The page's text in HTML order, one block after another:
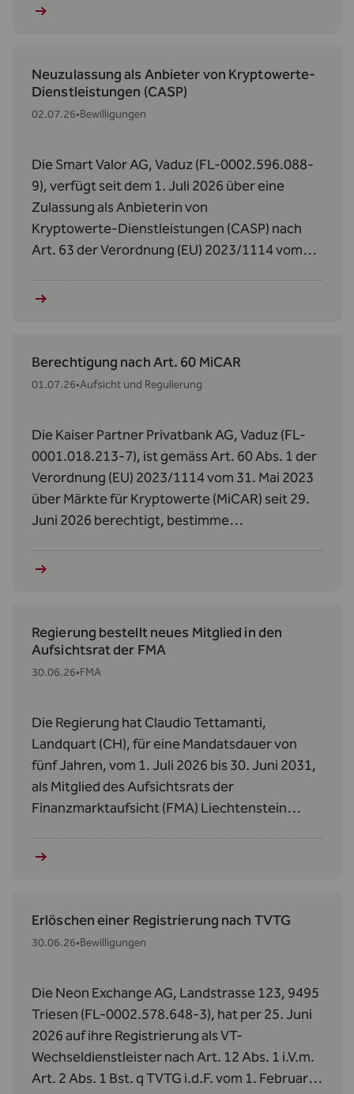
Neuzulassung als Anbieter von Kryptowerte-
Dienstleistungen (CASP)
02.07.26•Bewilligungen
Die Smart Valor AG, Vaduz (FL-0002.596.088-
9), verfügt seit dem 1. Juli 2026 über eine
Zulassung als Anbieterin von
Kryptowerte‑Dienstleistungen (CASP) nach
Art. 63 der Verordnung (EU) 2023/1114 vom
(MiCAR).
Berechtigung nach Art. 60 MiCAR
01.07.26•Aufsicht und Regulierung
Die Kaiser Partner Privatbank AG, Vaduz (FL-
0001.018.213-7), ist gemäss Art. 60 Abs. 1 der
Verordnung (EU) 2023/1114 vom 31. Mai 2023
über Märkte für Kryptowerte (MiCAR) seit 29.
Juni 2026 berechtigt, bestimme
Regierung bestellt neues Mitglied in den
Aufsichtsrat der FMA
30.06.26•FMA
Die Regierung hat Claudio Tettamanti,
Landquart (CH), für eine Mandatsdauer von
fünf Jahren, vom 1. Juli 2026 bis 30. Juni 2031,
als Mitglied des Aufsichtsrats der
Finanzmarktaufsicht (FMA) Liechtenstein
Erlöschen einer Registrierung nach TVTG
30.06.26•Bewilligungen
Die Neon Exchange AG, Landstrasse 123, 9495
Triesen (FL-0002.578.648-3), hat per 25. Juni
2026 auf ihre Registrierung als VT-
Wechseldienstleister nach Art. 12 Abs. 1 i.V.m.
Art. 2 Abs. 1 Bst. q TVTG i.d.F. vom 1. Februar